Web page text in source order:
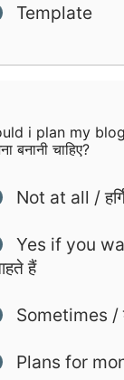
Template
i plan my
बनानी चाहिए?
Not at all /
Yes if you
हैं
Sometimes
Plans for